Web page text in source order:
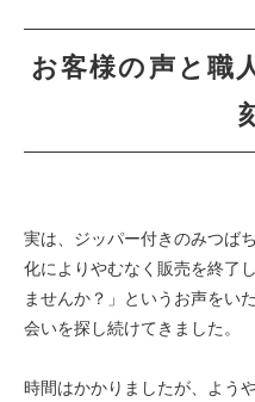
お客様の声と職
実は、ジッパー付きのみつば
化によりやむなく販売を終了
ませんか？」というお声をい
会いを探し続けてきました。
時間はかかりましたが、よう